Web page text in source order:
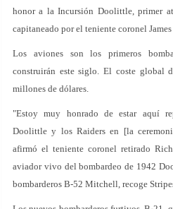
honor a la Incursión Doolittle, primer
capitaneado por el teniente coronel
Los aviones son los primeros
construirán este siglo. El coste global
millones de dólares.
"Estoy muy honrado de estar aquí
Doolittle y los Raiders en [la
afirmó el teniente coronel retirado
aviador vivo del bombardeo de 1942
bombarderos B-52 Mitchell, recoge